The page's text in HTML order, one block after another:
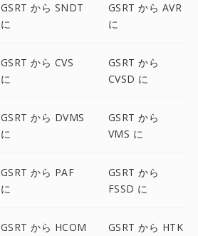
GSRT から SNDT
に
GSRT から AVR
に
GSRT から CVS
に
GSRT から
CVSD に
GSRT から DVMS
に
GSRT から
VMS に
GSRT から PAF
に
GSRT から
FSSD に
GSRT から HCOM
GSRT から HTK